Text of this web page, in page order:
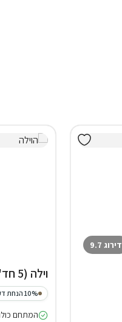
דירוג 9.7
וילה (5 חד') בטבריה
10% הנחת דקה 90
המתחם